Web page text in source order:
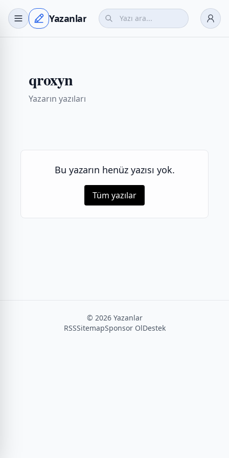
Yazanlar
qroxyn
Yazarın yazıları
Bu yazarın henüz yazısı yok.
Tüm yazılar
© 2026Yazanlar
RSSSitemapSponsor OlDestek